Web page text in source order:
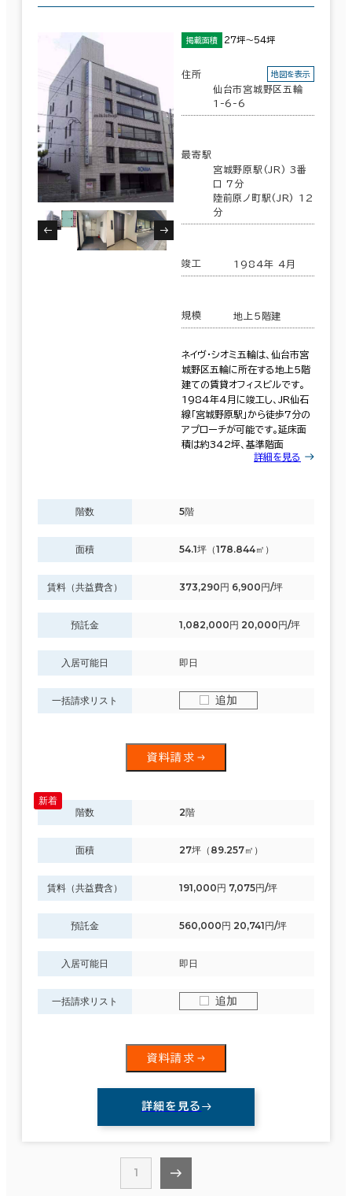
掲載面積 27坪～54坪
住所
仙台市宮城野区五輪
1-6-6
地図を表示
最寄駅
宮城野原駅(JR) 3番
口 7分
陸前原ノ町駅(JR) 12
分
竣工 1984年 4月
規模 地上5階建
ネイヴ・シオミ五輪は、仙台市宮
城野区五輪に所在する地上5階
建ての賃貸オフィスビルです。
1984年4月に竣工し、JR仙石
線「宮城野原駅」から徒歩7分の
アプローチが可能です。延床面
積は約342坪、基準階面
詳細を見る
階数 5階
面積 54.1坪（178.844㎡）
賃料（共益費含） 373,290円 6,900円/坪
預託金 1,082,000円 20,000円/坪
入居可能日 即日
一括請求リスト 追加
資料請求
階数 2階
面積 27坪（89.257㎡）
賃料（共益費含） 191,000円 7,075円/坪
預託金 560,000円 20,741円/坪
入居可能日 即日
一括請求リスト 追加
資料請求
詳細を見る
1